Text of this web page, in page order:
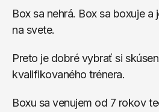
Box sa nehrá. Box sa boxuje
na svete.
Preto je dobré vybrať si
kvalifikovaného trénera.
Boxu sa venujem od 7 rokov